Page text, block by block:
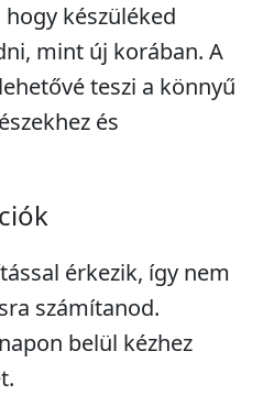
készüléked
mint új korában. A
teszi a könnyű
és
érkezik, így nem
számítanod.
belül kézhez